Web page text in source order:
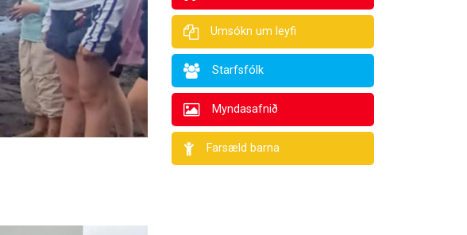
Umsókn um leyfi
Starfsfólk
Myndasafnið
Farsæld barna